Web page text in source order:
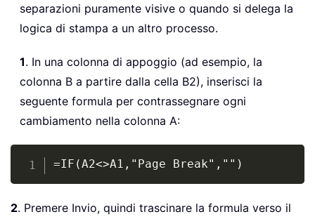
separazioni puramente visive o quando si delega la
logica di stampa a un altro processo.
1. In una colonna di appoggio (ad esempio, la
colonna B a partire dalla cella B2), inserisci la
seguente formula per contrassegnare ogni
cambiamento nella colonna A:
=IF(A2<>A1,"Page Break","")
2. Premere Invio, quindi trascinare la formula verso il